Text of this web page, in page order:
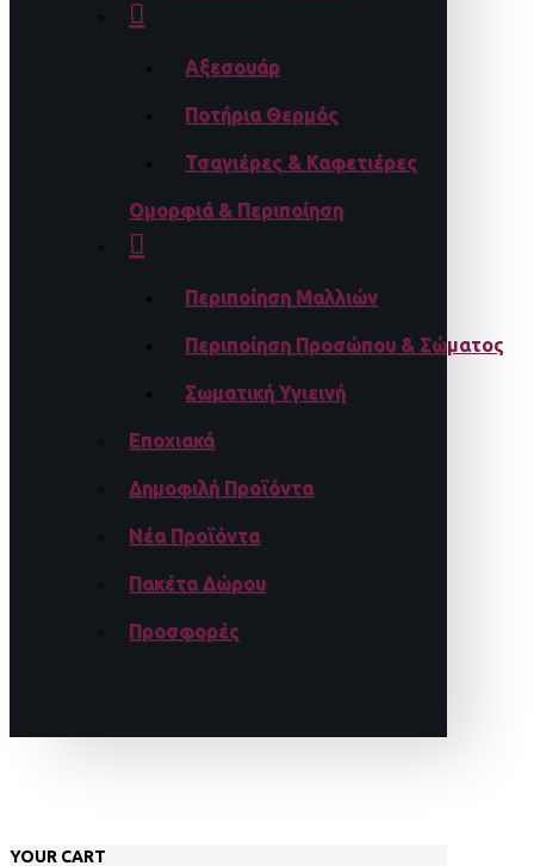
Αξεσουάρ
Ποτήρια Θερμός
Τσαγιέρες & Καφετιέρες
Ομορφιά & Περιποίηση
Περιποίηση Μαλλιών
Περιποίηση Προσώπου & Σώματος
Σωματική Υγιεινή
Εποχιακά
Δημοφιλή Προϊόντα
Νέα Προϊόντα
Πακέτα Δώρου
Προσφορές
YOUR CART